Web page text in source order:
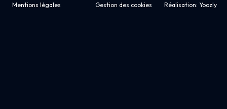
Mentions légales Gestion des cookies Réalisation: Yoozly